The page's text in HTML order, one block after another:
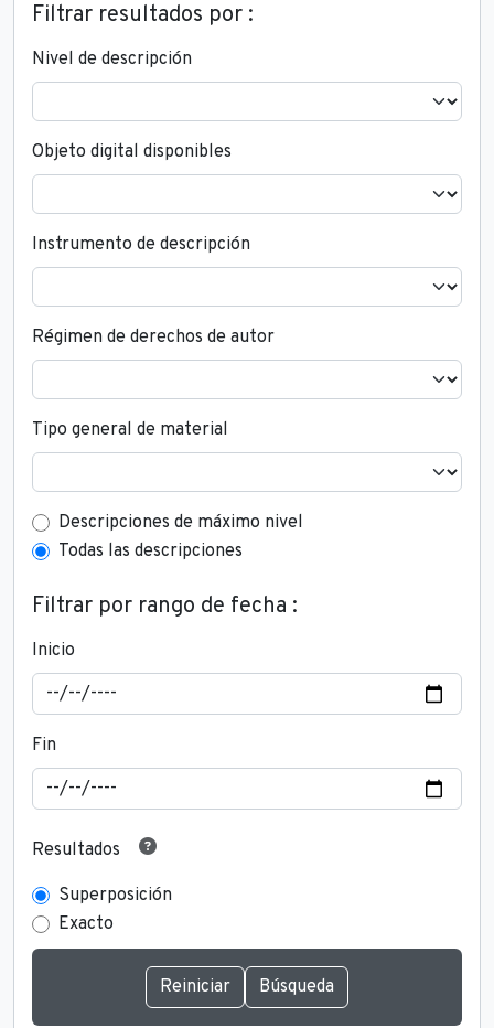
Filtrar resultados por :
Nivel de descripción
Objeto digital disponibles
Instrumento de descripción
Régimen de derechos de autor
Tipo general de material
Top-level description filter
Descripciones de máximo nivel
Todas las descripciones
Filtrar por rango de fecha :
Inicio
Fin
Resultados
Superposición
Exacto